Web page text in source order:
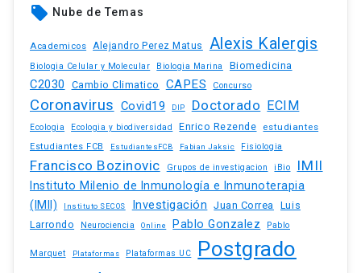
local_offer Nube de Temas
Academicos Alejandro Perez Matus Alexis Kalergis
Biologia Celular y Molecular Biologia Marina Biomedicina
C2030 Cambio Climatico CAPES Concurso
Coronavirus Covid19 DIP Doctorado ECIM
Ecologia Ecologia y biodiversidad Enrico Rezende estudiantes
Estudiantes FCB EstudiantesFCB Fabian Jaksic Fisiologia
Francisco Bozinovic Grupos de investigacion iBio IMII
Instituto Milenio de Inmunología e Inmunoterapia
(IMII)
Instituto SECOS Investigación Juan Correa Luis
Larrondo
Neurociencia Online Pablo Gonzalez Pablo
Marquet Plataformas Plataformas UC Postgrado